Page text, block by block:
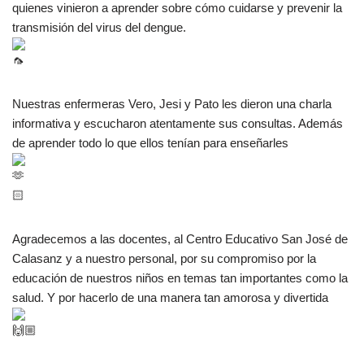
quienes vinieron a aprender sobre cómo cuidarse y prevenir la
transmisión del virus del dengue.
Nuestras enfermeras Vero, Jesi y Pato les dieron una charla
informativa y escucharon atentamente sus consultas. Además
de aprender todo lo que ellos tenían para enseñarles
Agradecemos a las docentes, al Centro Educativo San José de
Calasanz y a nuestro personal, por su compromiso por la
educación de nuestros niños en temas tan importantes como la
salud. Y por hacerlo de una manera tan amorosa y divertida